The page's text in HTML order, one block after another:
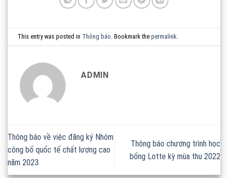
This entry was posted in Thông báo . Bookmark thepermalink
ADMIN
Thông báo về việc đăng ký Nhóm
công bố quốc tế chất lượng cao
năm 2023
Thông báo chương trình học
bổng Lotte kỳ mùa thu 2022